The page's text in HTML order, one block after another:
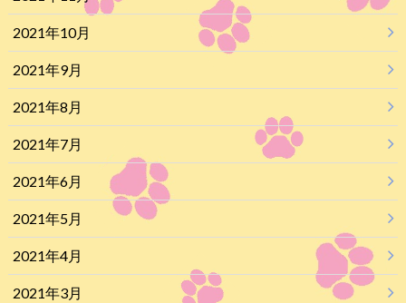
2021年10月
2021年9月
2021年8月
2021年7月
2021年6月
2021年5月
2021年4月
2021年3月